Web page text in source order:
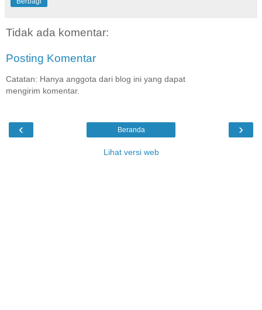
Tidak ada komentar:
Posting Komentar
Catatan: Hanya anggota dari blog ini yang dapat
mengirim komentar.
‹ ›
Beranda
Lihat versi web